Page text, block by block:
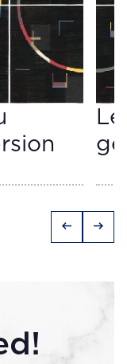
arrow_left_alt arrow_right_alt